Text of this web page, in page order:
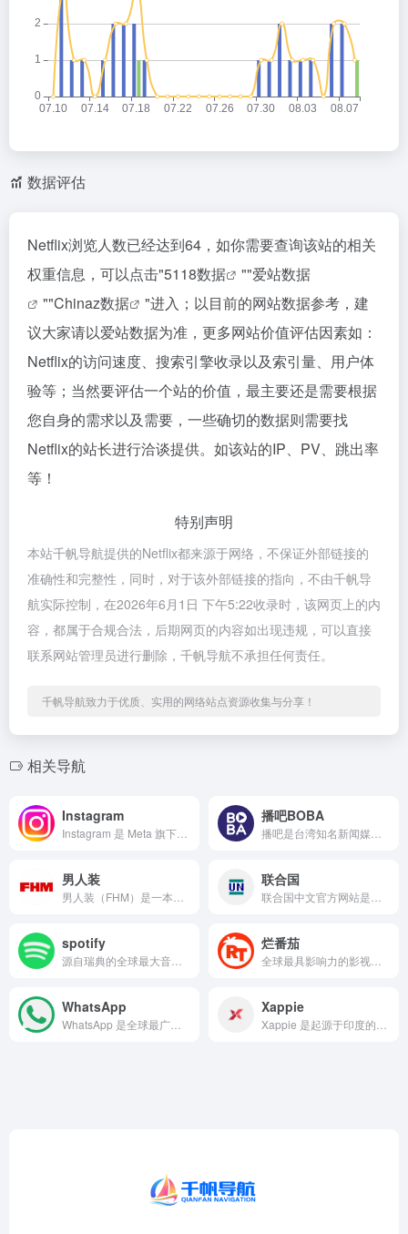
数据评估
Netflix浏览人数已经达到64，如你需要查询该站的相关
权重信息，可以点击"5118数据 ""爱站数据
""Chinaz数据
"进入；以目前的网站数据参考，建
议大家请以爱站数据为准，更多网站价值评估因素如：
Netflix的访问速度、搜索引擎收录以及索引量、用户体
验等；当然要评估一个站的价值，最主要还是需要根据
您自身的需求以及需要，一些确切的数据则需要找
Netflix的站长进行洽谈提供。如该站的IP、PV、跳出率
等！
特别声明
本站千帆导航提供的Netflix都来源于网络，不保证外部链接的
准确性和完整性，同时，对于该外部链接的指向，不由千帆导
航实际控制，在2026年6月1日 下午5:22收录时，该网页上的内
容，都属于合规合法，后期网页的内容如出现违规，可以直接
联系网站管理员进行删除，千帆导航不承担任何责任。
千帆导航致力于优质、实用的网络站点资源收集与分享！
相关导航
Instagram 播吧BOBA
男人装 联合国
spotify 烂番茄
WhatsApp Xappie